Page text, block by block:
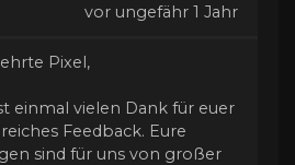
vor ungefähr 1 Jahr
Pixel,
einmal vielen Dank für euer
Feedback. Eure
sind für uns von großer